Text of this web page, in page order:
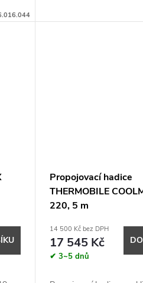
Propojovací hadice
THERMOBILE
220, 5 m
14 500 Kč bez DPH
17 545 Kč
✔ 3~5 dnů